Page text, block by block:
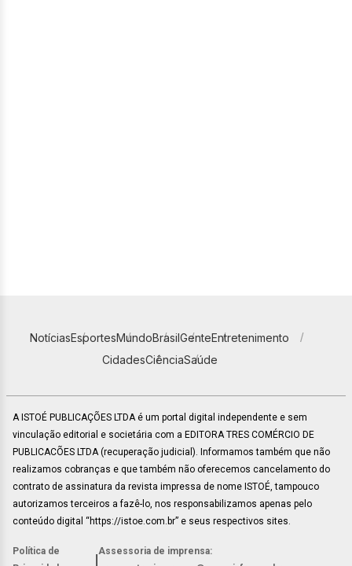
NotíciasEsportesMundoBrasilGenteEntretenimento
CidadesCiênciaSaúde
A ISTOÉ PUBLICAÇÕES LTDA é um portal digital independente e sem
vinculação editorial e societária com a EDITORA TRES COMÉRCIO DE
PUBLICACÕES LTDA (recuperação judicial). Informamos também que não
realizamos cobranças e que também não oferecemos cancelamento do
contrato de assinatura da revista impressa de nome ISTOÉ, tampouco
autorizamos terceiros a fazê-lo, nos responsabilizamos apenas pelo
conteúdo digital “https://istoe.com.br” e seus respectivos sites.
Política de
Assessoria de imprensa: